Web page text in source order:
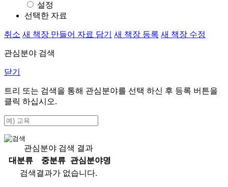
설정
선택한 자료
취소 새 책장 만들어 자료 담기 새 책장 등록 새 책장 수정
관심분야 검색
닫기
트리 또는 검색을 통해 관심분야를 선택 하신 후 등록 버튼을
클릭 하십시오.
관심분야 검색 결과
대분류
중분류
관심분야명
검색결과가 없습니다.